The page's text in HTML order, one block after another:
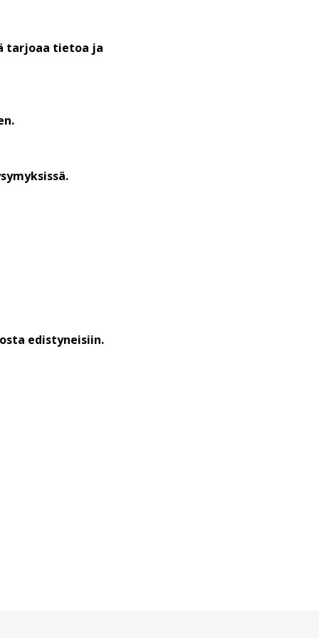
tarjoaa tietoa ja
edistyneisiin.